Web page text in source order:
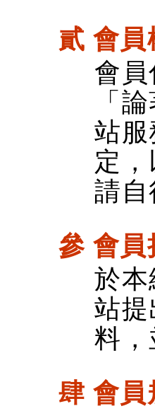
貳 會員
會
「
站
定
請
參 會員
於
站
料
肆 會員